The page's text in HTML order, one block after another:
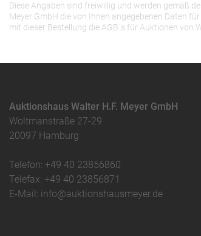
Diese Angaben sind freiwillig und werden gemäß
Meyer GmbH die von Ihnen angegebenen Daten
mit dieser Bestellung die AGB`s für Auktionen von
Auktionshaus Walter H.F. Meyer GmbH
Woltmanstraße 27-29
20097 Hamburg
Telefon: +49 40 23856860
Telefax: +49 40 23856871
E-Mail: info@auktionshausmeyer.de